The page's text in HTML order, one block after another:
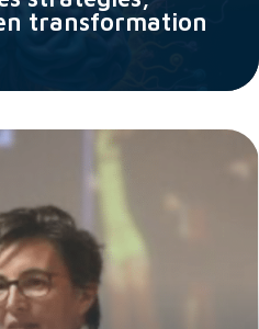
transformation